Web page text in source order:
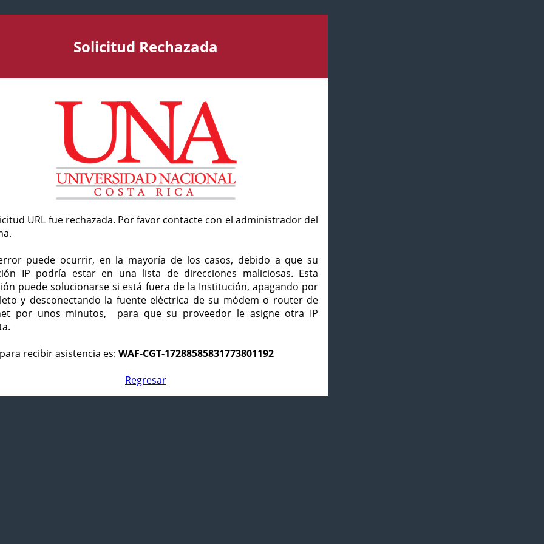
Solicitud Rechazada
URL fue rechazada. Por favor contacte con el administrador del
puede ocurrir, en la mayoría de los casos, debido a que su
IP podría estar en una lista de direcciones maliciosas. Esta
puede solucionarse si está fuera de la Institución, apagando por
y desconectando la fuente eléctrica de su módem o router de
por unos minutos, para que su proveedor le asigne otra IP
recibir asistencia es: WAF-CGT-17288585831773801192
Regresar